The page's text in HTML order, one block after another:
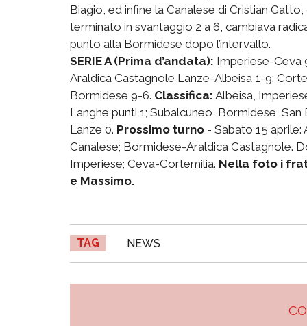
Biagio, ed infine la Canalese di Cristian
terminato in svantaggio 2 a 6, cambiava
punto alla Bormidese dopo l’intervallo.
SERIE A (Prima d’andata): Imperiese-Ceva
Araldica Castagnole Lanze-Albeisa 1-9;
Bormidese 9-6. Classifica: Albeisa,
Langhe punti 1; Subalcuneo, Bormidese,
Lanze 0. Prossimo turno - Sabato 15 aprile:
Canalese; Bormidese-Araldica Castagnole.
Imperiese; Ceva-Cortemilia. Nella foto i
e Massimo.
TAG NEWS